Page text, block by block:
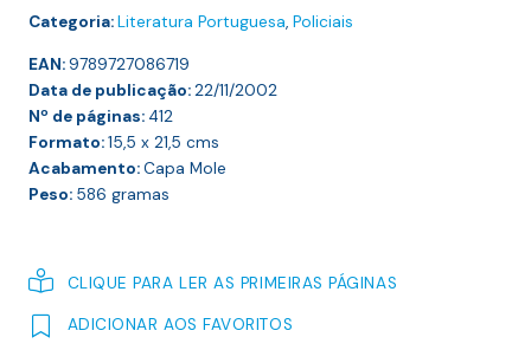
Categoria:Literatura Portuguesa, Policiais
EAN:9789727086719
Data de publicação:22/11/2002
Nº de páginas: 412
Formato:15,5 x 21,5 cms
Acabamento:Capa Mole
Peso: 586 gramas
CLIQUE PARA LER AS PRIMEIRAS PÁGINAS
ADICIONAR AOS FAVORITOS